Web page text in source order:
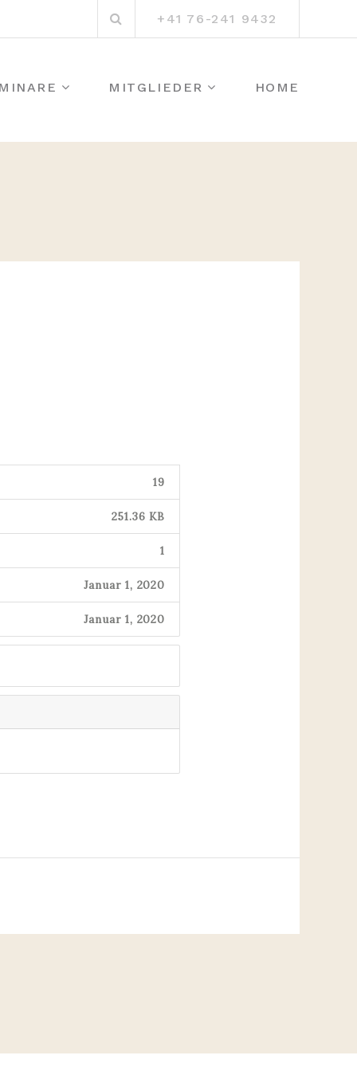
nach:
+41 76-241 9432
MITGLIEDER HOME
19
251.36 KB
1
Januar 1, 2020
Januar 1, 2020